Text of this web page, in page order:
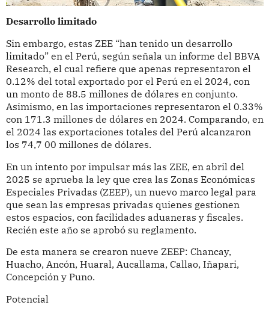
Desarrollo limitado
Sin embargo, estas ZEE “han tenido un desarrollo
limitado” en el Perú, según señala un informe del BBVA
Research, el cual refiere que apenas representaron el
0.12% del total exportado por el Perú en el 2024, con
un monto de 88.5 millones de dólares en conjunto.
Asimismo, en las importaciones representaron el 0.33%
con 171.3 millones de dólares en 2024. Comparando, en
el 2024 las exportaciones totales del Perú alcanzaron
los 74,7 00 millones de dólares.
En un intento por impulsar más las ZEE, en abril del
2025 se aprueba la ley que crea las Zonas Económicas
Especiales Privadas (ZEEP), un nuevo marco legal para
que sean las empresas privadas quienes gestionen
estos espacios, con facilidades aduaneras y fiscales.
Recién este año se aprobó su reglamento.
De esta manera se crearon nueve ZEEP: Chancay,
Huacho, Ancón, Huaral, Aucallama, Callao, Iñapari,
Concepción y Puno.
Potencial